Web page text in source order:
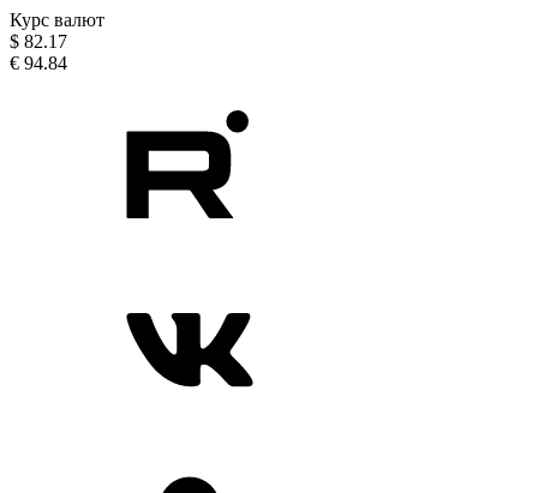
Курс валют
$ 82.17
€ 94.84